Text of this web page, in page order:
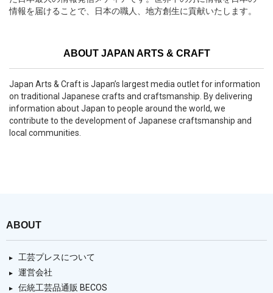
情報を届けることで、日本の職人、地方創生に貢献いたします。
ABOUT JAPAN ARTS & CRAFT
Japan Arts & Craft is Japan’s largest media outlet for information
on traditional Japanese crafts and craftsmanship. By delivering
information about Japan to people around the world, we
contribute to the development of Japanese craftsmanship and
local communities.
ABOUT
工芸プレスについて
運営会社
伝統工芸品通販 BECOS